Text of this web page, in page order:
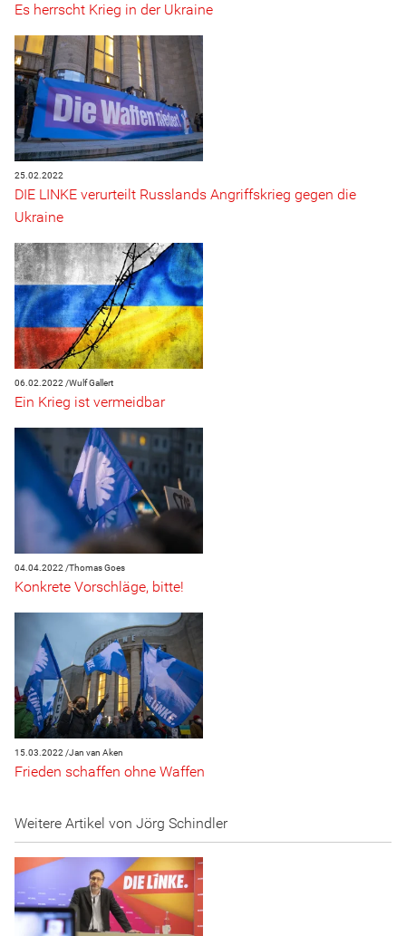
Es herrscht Krieg in der Ukraine
25.02.2022
DIE LINKE verurteilt Russlands Angriffskrieg gegen die
Ukraine
06.02.2022 /Wulf Gallert
Ein Krieg ist vermeidbar
04.04.2022 /Thomas Goes
Konkrete Vorschläge, bitte!
15.03.2022 /Jan van Aken
Frieden schaffen ohne Waffen
Weitere Artikel von Jörg Schindler